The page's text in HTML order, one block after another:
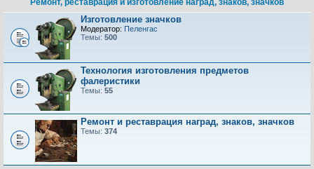
Ремонт, реставрация и изготовление наград, знаков, значков
Изготовление значков
Модератор: Пеленгас
Темы: 500
Технология изготовления предметов
фалеристики
Темы: 55
Ремонт и реставрация наград, знаков, значков
Темы: 374